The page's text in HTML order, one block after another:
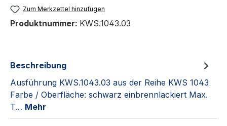
Zum Merkzettel hinzufügen
Produktnummer: KWS.1043.03
Beschreibung
Ausführung KWS.1043.03 aus der Reihe KWS 1043
Farbe / Oberfläche: schwarz einbrennlackiert Max.
T… Mehr